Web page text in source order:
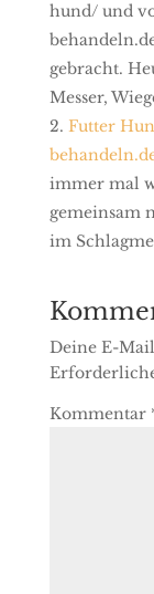
hund/ und
gebracht.
Messer,
Futter
immer mal
gemeinsam
im
Deine E-
Kommentar